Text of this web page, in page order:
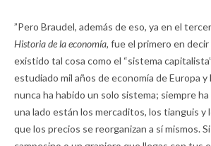
”Pero Braudel, además de eso, ya en el
Historia de la economía, fue el primero en decir
existido tal cosa como el “sistema
estudiado mil años de economía de Europa
nunca ha habido un solo sistema; siempre ha
una lado están los mercaditos, los tianguis y
que los precios se reorganizan a sí mismos.